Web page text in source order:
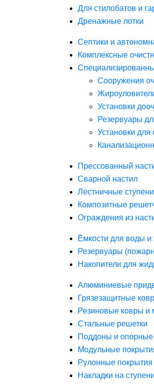
Для стилобатов и
Дренажные лотки
Септики и
Комплексные
Сооружения
Установки
Резервуары
Установки для
Прессованный
Сварной настил
Лестничные ступени
Композитные
Ограждения из
Ёмкости для воды и
Резервуары
Накопители для
Алюминиевые
Грязезащитные
Резиновые ковры и
Стальные решетки
Поддоны и опорные
Модульные
Рулонные покрытия
Накладки на ступени